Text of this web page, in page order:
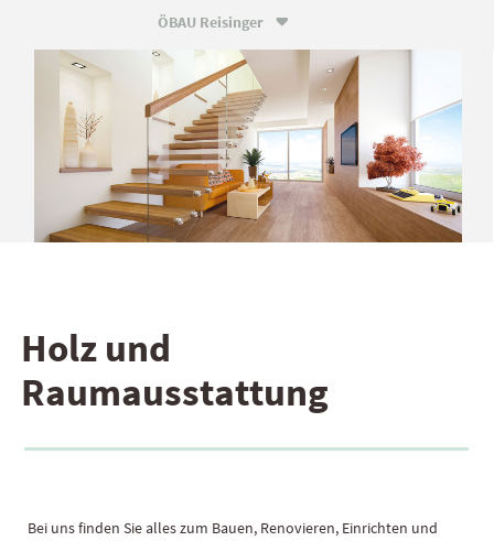
ÖBAU Reisinger 
Holz und
Raumausstattung
Bei uns finden Sie alles zum Bauen, Renovieren, Einrichten und